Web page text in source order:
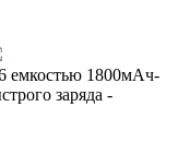
емкостью 1800мАч-
заряда -